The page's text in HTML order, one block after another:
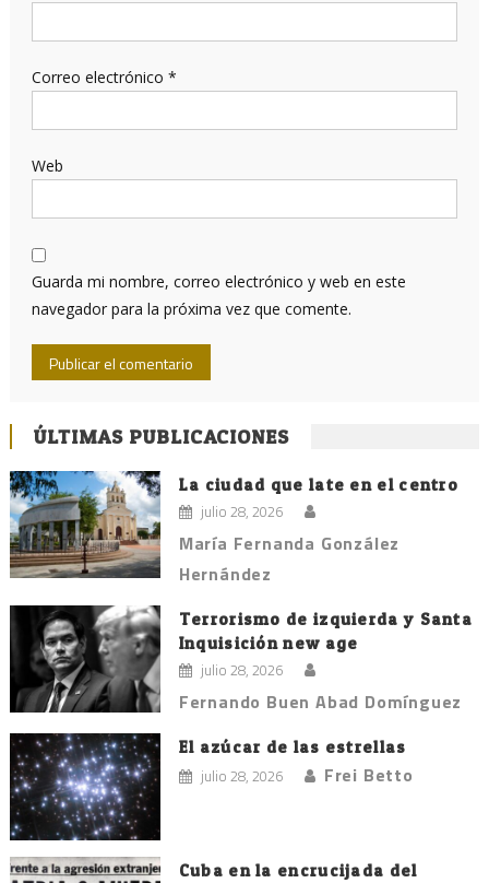
Correo electrónico *
Web
Guarda mi nombre, correo electrónico y web en este
navegador para la próxima vez que comente.
ÚLTIMAS PUBLICACIONES
La ciudad que late en el centro
julio 28, 2026
María Fernanda González
Hernández
Terrorismo de izquierda y Santa
Inquisición new age
julio 28, 2026
Fernando Buen Abad Domínguez
El azúcar de las estrellas
julio 28, 2026 Frei Betto
Cuba en la encrucijada del